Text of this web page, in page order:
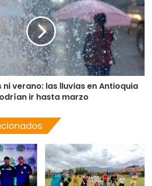
ni verano: las lluvias en Antioquia
ir hasta marzo